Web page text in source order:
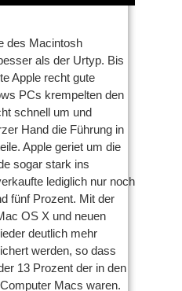
des Macintosh
als der Urtyp. Bis
Apple recht gute
PCs krempelten den
schnell um und
Hand die Führung in
Apple geriet um die
sogar stark ins
lediglich nur noch
fünf Prozent. Mit der
OS X und neuen
deutlich mehr
werden, so dass
13 Prozent der in den
Macs waren.